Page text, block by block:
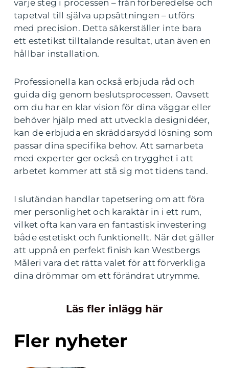
varje steg i processen – från förberedelse och
tapetval till själva uppsättningen – utförs
med precision. Detta säkerställer inte bara
ett estetikst tilltalande resultat, utan även en
hållbar installation.
Professionella kan också erbjuda råd och
guida dig genom beslutsprocessen. Oavsett
om du har en klar vision för dina väggar eller
behöver hjälp med att utveckla designidéer,
kan de erbjuda en skräddarsydd lösning som
passar dina specifika behov. Att samarbeta
med experter ger också en trygghet i att
arbetet kommer att stå sig mot tidens tand.
I slutändan handlar tapetsering om att föra
mer personlighet och karaktär in i ett rum,
vilket ofta kan vara en fantastisk investering
både estetiskt och funktionellt. När det gäller
att uppnå en perfekt finish kan Westbergs
Måleri vara det rätta valet för att förverkliga
dina drömmar om ett förändrat utrymme.
Läs fler inlägg här
Fler nyheter